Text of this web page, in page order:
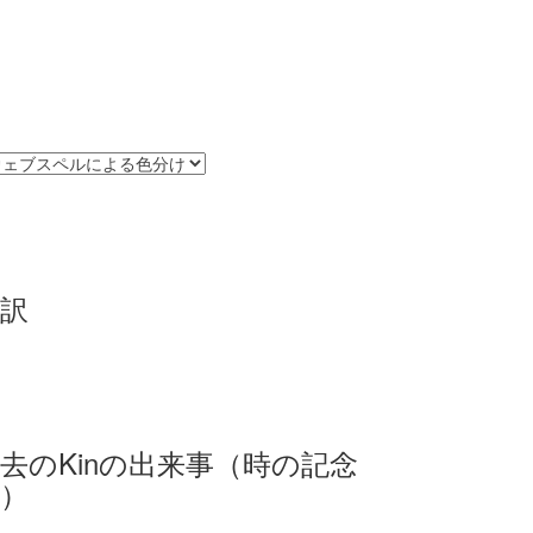
のKinの出来事（時の記念